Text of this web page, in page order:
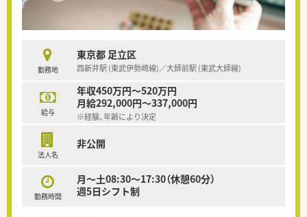
勤務地
東京都 足立区
西新井駅 (東武伊勢崎線)／大師前駅 (東武大師線)
給与
年収450万円～520万円
月給292,000円～337,000円
※経験、年齢により決定
法人名
非公開
勤務時間
月～土08:30～17:30（休憩60分）
週5日シフト制